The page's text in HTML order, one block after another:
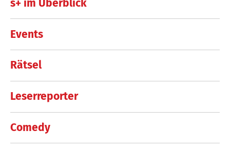
s+ im Überblick
Events
Rätsel
Leserreporter
Comedy